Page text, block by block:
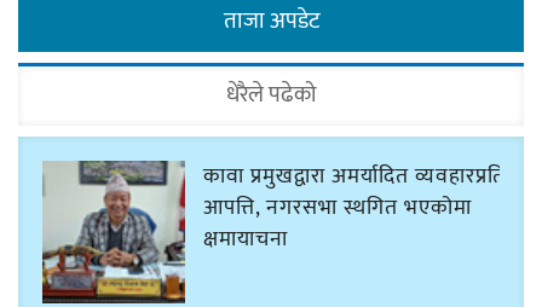
ताजा अपडेट
धेरैले पढेको
कावा प्रमुखद्वारा अमर्यादित व्यवहारप्रति
आपत्ति, नगरसभा स्थगित भएकोमा
क्षमायाचना